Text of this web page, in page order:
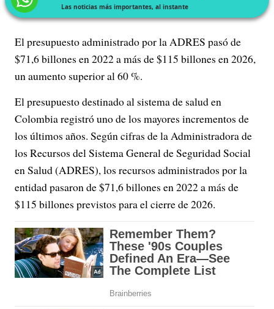
Las noticias más importantes, al instante
El presupuesto administrado por la ADRES pasó de
$71,6 billones en 2022 a más de $115 billones en 2026,
un aumento superior al 60 %.
El presupuesto destinado al sistema de salud en
Colombia registró uno de los mayores incrementos de
los últimos años. Según cifras de la Administradora de
los Recursos del Sistema General de Seguridad Social
en Salud (ADRES), los recursos administrados por la
entidad pasaron de $71,6 billones en 2022 a más de
$115 billones previstos para el cierre de 2026.